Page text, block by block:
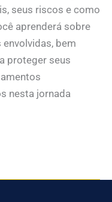
seus riscos e como
aprenderá sobre
bem
proteger seus
nesta jornada